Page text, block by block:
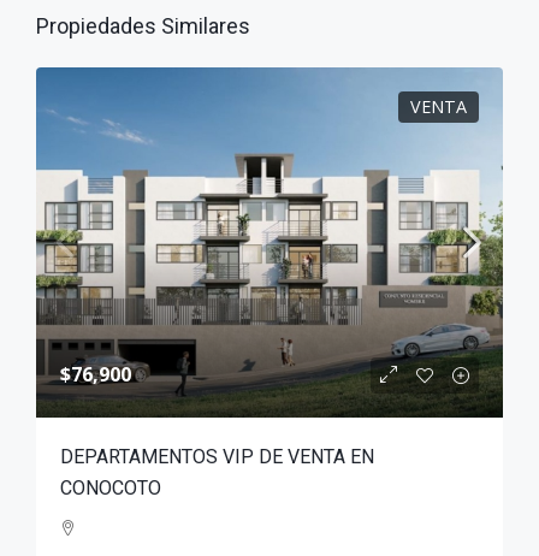
Propiedades Similares
VENTA
$76,900
DEPARTAMENTOS VIP DE VENTA EN
CONOCOTO